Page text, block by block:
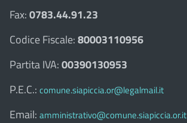
Fax:0783.44.91.23
Codice Fiscale:80003110956
Partita IVA:00390130953
P.E.C.: comune.siapiccia.or@legalmail.it
Email: amministrativo@comune.siapiccia.or.it